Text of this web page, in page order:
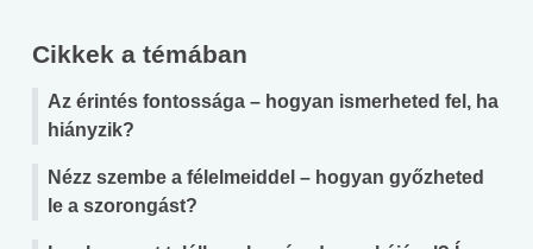
Cikkek a témában
Az érintés fontossága – hogyan ismerheted fel, ha
hiányzik?
Nézz szembe a félelmeiddel – hogyan győzheted
le a szorongást?